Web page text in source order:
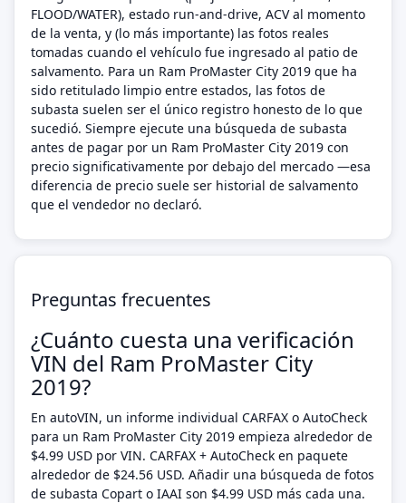
FLOOD/WATER), estado run-and-drive, ACV al momento
de la venta, y (lo más importante) las fotos reales
tomadas cuando el vehículo fue ingresado al patio de
salvamento. Para un Ram ProMaster City 2019 que ha
sido retitulado limpio entre estados, las fotos de
subasta suelen ser el único registro honesto de lo que
sucedió. Siempre ejecute una búsqueda de subasta
antes de pagar por un Ram ProMaster City 2019 con
precio significativamente por debajo del mercado —esa
diferencia de precio suele ser historial de salvamento
que el vendedor no declaró.
Preguntas frecuentes
¿Cuánto cuesta una verificación
VIN del Ram ProMaster City
2019?
En autoVIN, un informe individual CARFAX o AutoCheck
para un Ram ProMaster City 2019 empieza alrededor de
$4.99 USD por VIN. CARFAX + AutoCheck en paquete
alrededor de $24.56 USD. Añadir una búsqueda de fotos
de subasta Copart o IAAI son $4.99 USD más cada una.